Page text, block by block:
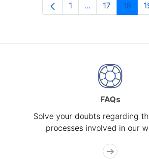
Page
1 ...Intermediate
Page
17 Page
18
FAQs
Solve your doubts regarding
processes involved in our